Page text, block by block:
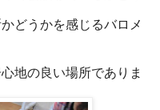
どうかを感じるバロメ
地の良い場所でありま